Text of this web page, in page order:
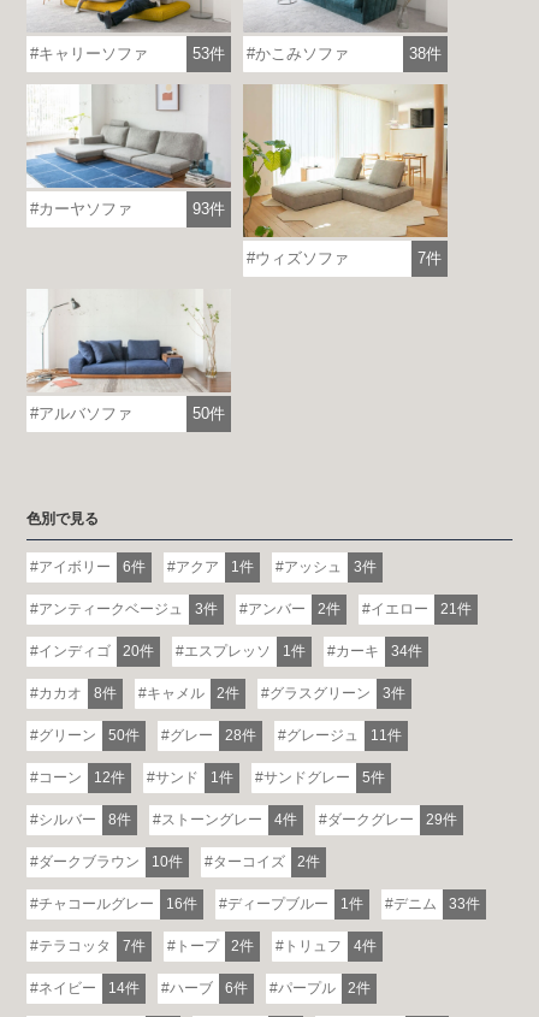
キャリーソファ 53件 かこみソファ 38件
カーヤソファ 93件
ウィズソファ 7件
アルバソファ 50件
色別で見る
アイボリー 6件 アクア 1件 アッシュ 3件
アンティークベージュ 3件 アンバー 2件 イエロー 21件
インディゴ 20件 エスプレッソ 1件 カーキ 34件
カカオ 8件 キャメル 2件 グラスグリーン 3件
グリーン 50件 グレー 28件 グレージュ 11件
コーン 12件 サンド 1件 サンドグレー 5件
シルバー 8件 ストーングレー 4件 ダークグレー 29件
ダークブラウン 10件 ターコイズ 2件
チャコールグレー 16件 ディープブルー 1件 デニム 33件
テラコッタ 7件 トープ 2件 トリュフ 4件
ネイビー 14件 ハーブ 6件 パープル 2件